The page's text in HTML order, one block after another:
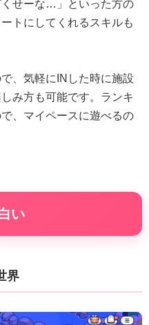
くせーな…」といった方の
トにしてくれるスキルも
、気軽にINした時に施設
み方も可能です。ランキ
、マイペースに遊べるの
い
界